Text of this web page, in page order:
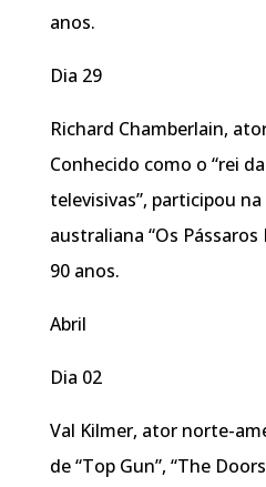
anos.
Dia 29
Richard Chamberlain,
Conhecido como o “rei
televisivas”, participou
australiana “Os Pássaros
90 anos.
Abril
Dia 02
Val Kilmer, ator norte-
de “Top Gun”, “The